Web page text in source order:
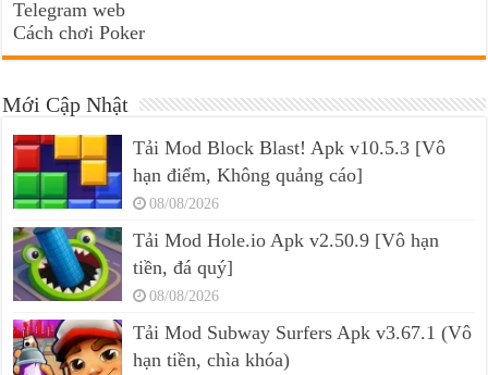
Telegram web
Cách chơi Poker
Mới Cập Nhật
Tải Mod Block Blast! Apk v10.5.3 [Vô
hạn điểm, Không quảng cáo]
08/08/2026
Tải Mod Hole.io Apk v2.50.9 [Vô hạn
tiền, đá quý]
08/08/2026
Tải Mod Subway Surfers Apk v3.67.1 (Vô
hạn tiền, chìa khóa)